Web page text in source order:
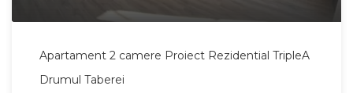
Apartament 2 camere Proiect Rezidential TripleA
Drumul Taberei